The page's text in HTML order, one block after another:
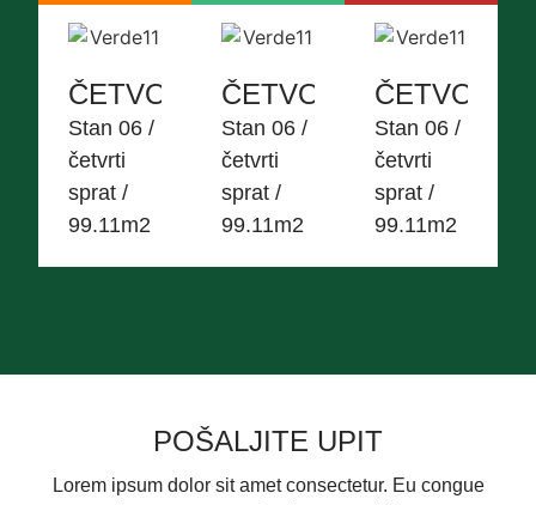
ČETVOROSOBAN
Stan 06 /
četvrti
sprat /
99.11m2
ČETVOROSOBAN
Stan 06 /
četvrti
sprat /
99.11m2
Stan 06 /
četvrti
sprat /
99.11m2
POŠALJITE UPIT
Lorem ipsum dolor sit amet consectetur. Eu congue